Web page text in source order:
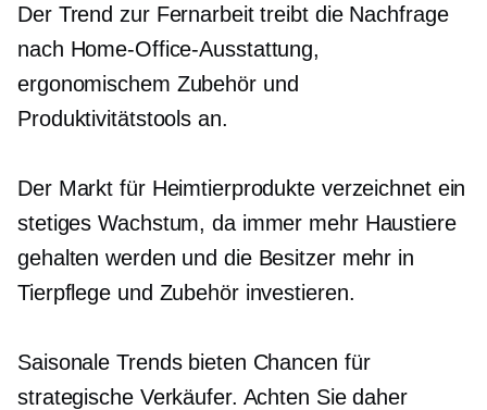
Der Trend zur Fernarbeit treibt die Nachfrage
nach Home-Office-Ausstattung,
ergonomischem Zubehör und
Produktivitätstools an.
Der Markt für Heimtierprodukte verzeichnet ein
stetiges Wachstum, da immer mehr Haustiere
gehalten werden und die Besitzer mehr in
Tierpflege und Zubehör investieren.
Saisonale Trends bieten Chancen für
strategische Verkäufer. Achten Sie daher